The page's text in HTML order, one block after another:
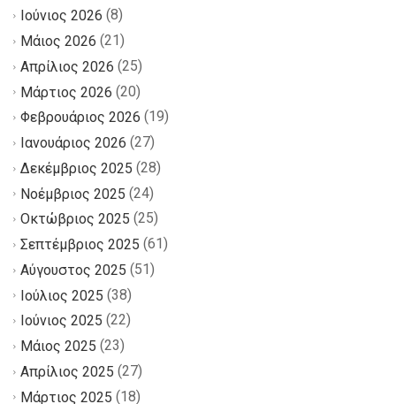
Ιούνιος 2026 (8)
Μάιος 2026 (21)
Απρίλιος 2026 (25)
Μάρτιος 2026 (20)
Φεβρουάριος 2026 (19)
Ιανουάριος 2026 (27)
Δεκέμβριος 2025 (28)
Νοέμβριος 2025 (24)
Οκτώβριος 2025 (25)
Σεπτέμβριος 2025 (61)
Αύγουστος 2025 (51)
Ιούλιος 2025 (38)
Ιούνιος 2025 (22)
Μάιος 2025 (23)
Απρίλιος 2025 (27)
Μάρτιος 2025 (18)